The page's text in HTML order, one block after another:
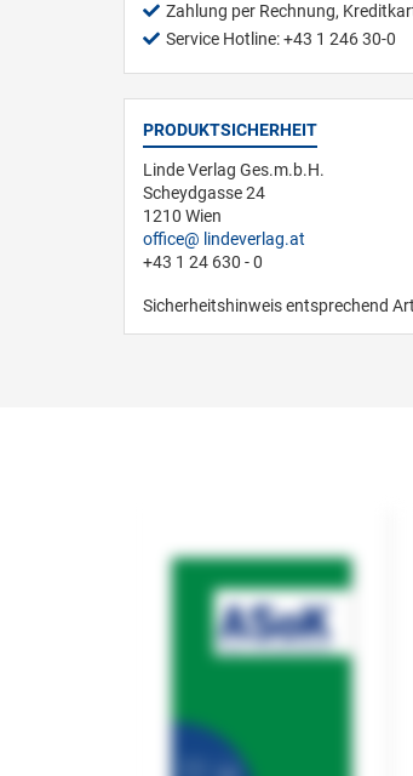
Zahlung per Rechnung,
Service Hotline: +43 1 246 30-0
PRODUKTSICHERHEIT
Linde Verlag Ges.m.b.H.
Scheydgasse 24
1210 Wien
office
lindeverlag.at
+43 1 24 630 - 0
Sicherheitshinweis entsprechend